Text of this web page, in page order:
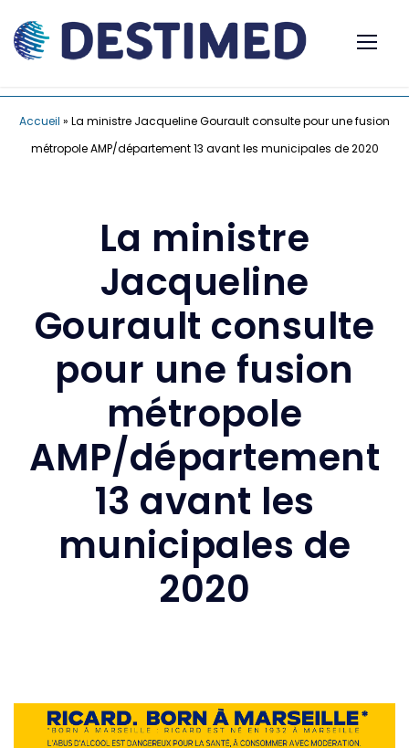
Accueil » La ministre Jacqueline Gourault consulte pour une fusion
métropole AMP/département 13 avant les municipales de 2020
La ministre
Jacqueline
Gourault consulte
pour une fusion
métropole
AMP/département
13 avant les
municipales de
2020